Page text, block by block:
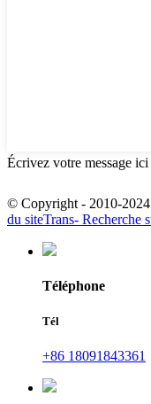
Écrivez votre message
© Copyright - 2010-2024
du siteTrans- Recherche
Téléphone
Tél
+86 18091843361